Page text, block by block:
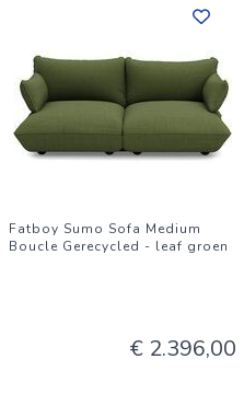
Fatboy Sumo Sofa Medium
Boucle Gerecycled - leaf groen
€ 2.396,00